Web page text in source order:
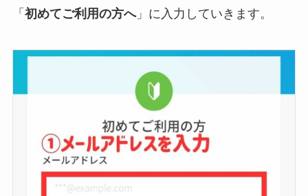
「 初めてご利用の方へ」に入力していきます。